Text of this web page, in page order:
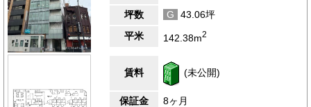
坪数
G
43.06坪
平米
142.38m2
賃料 (未公開)
保証金
8ヶ月